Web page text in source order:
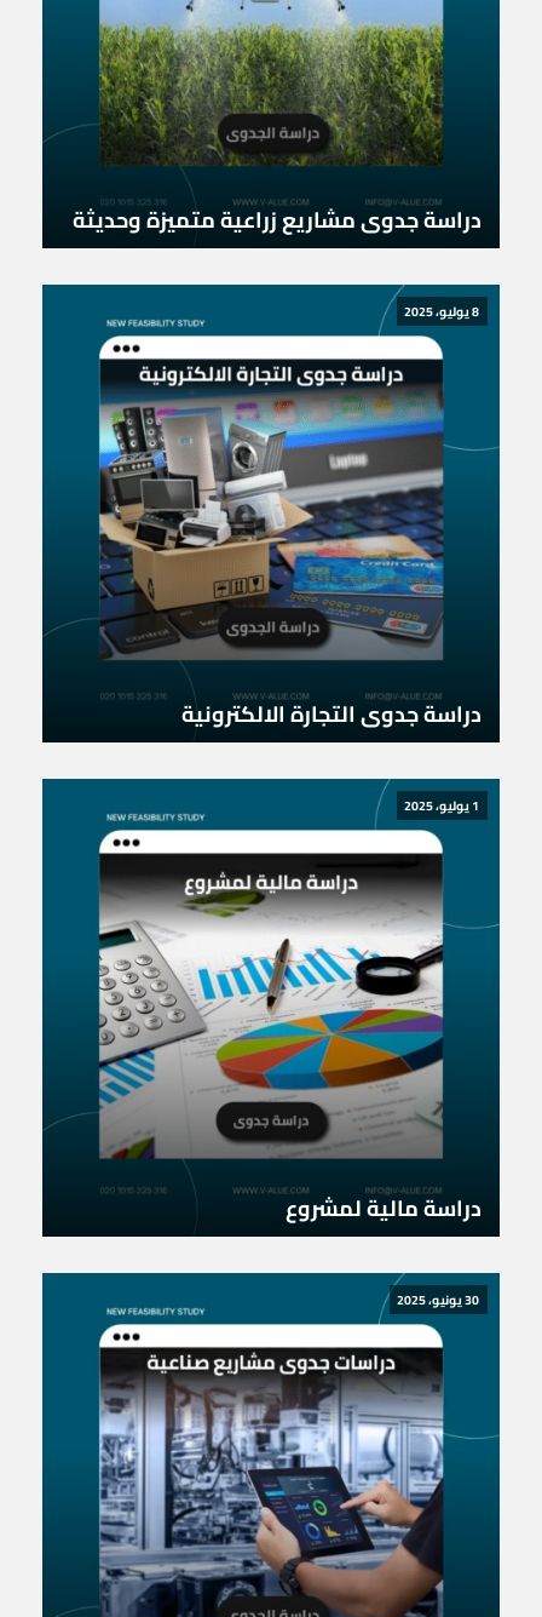
دراسة جدوى مشاريع زراعية متميزة وحديثة
8 يوليو، 2025
دراسة جدوى التجارة الالكترونية
1 يوليو، 2025
دراسة مالية لمشروع
30 يونيو، 2025